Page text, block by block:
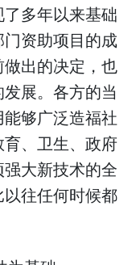
多年以来基础
资助项目的成
出的决定，也
展。各方的当
够广泛造福社
、卫生、政府
大新技术的全
往任何时候都